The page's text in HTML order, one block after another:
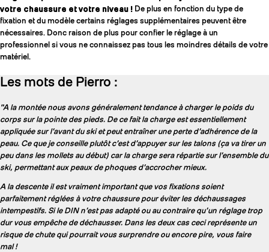
votre chaussure et votre niveau ! De plus en fonction du type de
fixation et du modèle certains réglages supplémentaires peuvent être
nécessaires. Donc raison de plus pour confier le réglage à un
professionnel si vous ne connaissez pas tous les moindres détails de votre
matériel.
Les mots de Pierro :
"A la montée nous avons généralement tendance à charger le poids du
corps sur la pointe des pieds. De ce fait la charge est essentiellement
appliquée sur l’avant du ski et peut entraîner une perte d’adhérence de la
peau. Ce que je conseille plutôt c’est d’appuyer sur les talons (ça va tirer un
peu dans les mollets au début) car la charge sera répartie sur l’ensemble du
ski, permettant aux peaux de phoques d’accrocher mieux.
A la descente il est vraiment important que vos fixations soient
parfaitement réglées à votre chaussure pour éviter les déchaussages
intempestifs. Si le DIN n’est pas adapté ou au contraire qu’un réglage trop
dur vous empêche de déchausser. Dans les deux cas ceci représente un
risque de chute qui pourrait vous surprendre ou encore pire, vous faire
mal !